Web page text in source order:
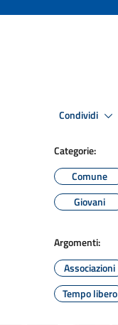
Condividi
Categorie:
Comune
Giovani
Argomenti:
Associazioni
Tempo libero